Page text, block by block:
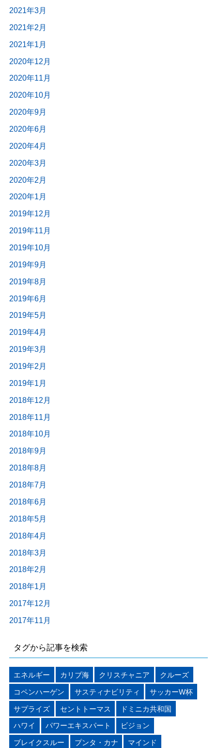
2021年3月
2021年2月
2021年1月
2020年12月
2020年11月
2020年10月
2020年9月
2020年6月
2020年4月
2020年3月
2020年2月
2020年1月
2019年12月
2019年11月
2019年10月
2019年9月
2019年8月
2019年6月
2019年5月
2019年4月
2019年3月
2019年2月
2019年1月
2018年12月
2018年11月
2018年10月
2018年9月
2018年8月
2018年7月
2018年6月
2018年5月
2018年4月
2018年3月
2018年2月
2018年1月
2017年12月
2017年11月
タグから記事を検索
エネルギー カリブ海 クリスチャニア クルーズ
コペンハーゲン サスティナビリティ サッカーW杯
サプライズ セントトーマス ドミニカ共和国
ハワイ パワーエキスパート ビジョン
ブレイクスルー プンタ・カナ マインド